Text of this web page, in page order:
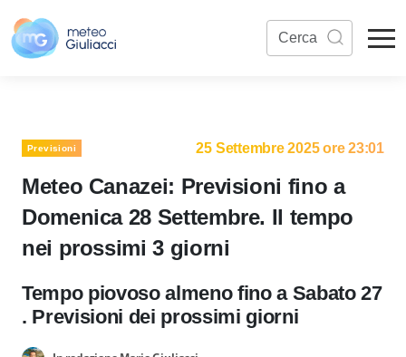
Previsioni 25 Settembre 2025 ore 23:01
Meteo Canazei: Previsioni fino a
Domenica 28 Settembre. Il tempo
nei prossimi 3 giorni
Tempo piovoso almeno fino a Sabato 27
. Previsioni dei prossimi giorni